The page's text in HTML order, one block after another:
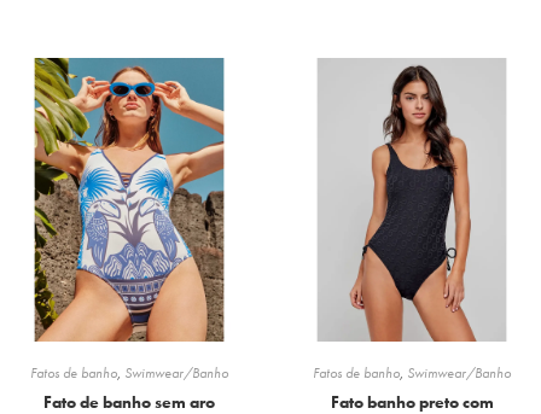
Fatos de banho, Swimwear/Banho
Fato de banho sem aro
Fatos de banho, Swimwear/Banho
Fato banho preto com